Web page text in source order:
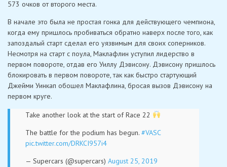
573 очков от второго места.
В начале это была не простая гонка для действующего чемпиона,
когда ему пришлось пробиваться обратно наверх после того, как
запоздалый старт сделал его уязвимым для своих соперников.
Несмотря на старт с поула, Маклафлин уступил лидерство в
первом повороте, отдав его Уиллу Дэвисону. Дэвисону пришлось
блокировать в первом повороте, так как быстро стартующий
Джейми Уинкап обошел Маклафлина, бросая вызов Дэвисону на
первом круге.
Take another look at the start of Race 22
The battle for the podium has begun. #VASC
pic.twitter.com/DRKCI957i4
— Supercars (@supercars) August 25, 2019